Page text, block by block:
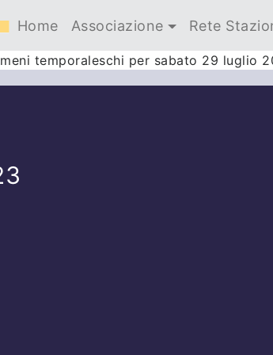
Home Associazione Rete
temporaleschi per sabato 29 luglio